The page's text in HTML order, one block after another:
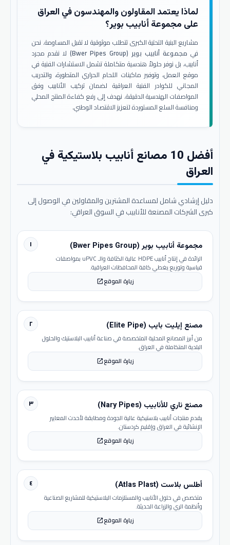
لماذا يعتمد المقاولون والمهندسون في العراق
على مجموعة أنابيب بوير؟
مشاريع البنية التحتية الكبرى تتطلب موثوقية لا تقبل المساومة. نحن
في مجموعة أنابيب بوير (Bwer Pipes Group)
لا نقدم مجرد
أنابيب، بل نوفر حلولاً هندسية متكاملة تشمل الاستشارات الفنية في
موقع العمل، وتوفير ماكينات اللحام الحراري المتطورة، والتدريب
المجاني للكوادر الفنية العراقية لضمان تركيب الأنابيب وفق
المواصفات الهندسية الدقيقة. نهدف إلى رفع كفاءة المنتج المحلي
ومنافسة السلع المستوردة لتعزيز الاقتصاد الوطني.
أفضل 10 مصانع أنابيب بلاستيكية في
العراق
دليل إرشادي شامل لمساعدة المشترين والمقاولين في الوصول إلى
كبرى الشركات المصنعة للأنابيب في السوق العراقي:
١ مجموعة أنابيب بوير (Bwer Pipes Group)
الرائدة في إنتاج أنابيب HDPE عالية الكثافة والـ uPVC بمواصفات
قياسية وتوزيع يغطي كافة المحافظات العراقية.
زيارة الموقعopen_in_new
٢ مصنع إيليت بايب (Elite Pipe)
من أبرز المصانع المحلية المتخصصة في صناعة أنابيب البلاستيك والحلول
البلدية المتكاملة في العراق.
زيارة الموقعopen_in_new
٣ مصنع ناري للأنابيب (Nary Pipes)
يقدم منتجات أنابيب بلاستيكية عالية الجودة ومطابقة لأحدث المعايير
الإنشائية في العراق وإقليم كردستان.
زيارة الموقعopen_in_new
٤ أطلس بلاست (Atlas Plast)
متخصص في حلول الأنابيب والمستلزمات البلاستيكية للمشاريع الصناعية
وأنظمة الري والزراعة الحديثة.
زيارة الموقعopen_in_new